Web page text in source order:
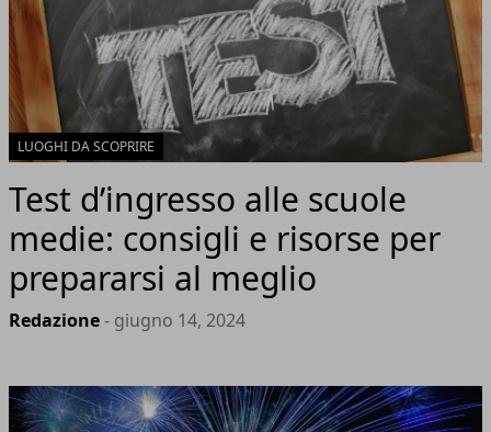
LUOGHI DA SCOPRIRE
Test d’ingresso alle scuole
medie: consigli e risorse per
prepararsi al meglio
Redazione- giugno 14, 2024